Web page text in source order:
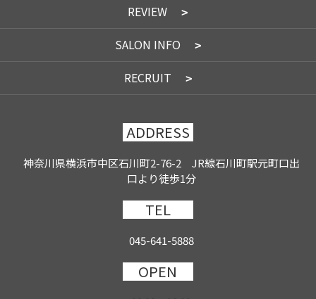
REVIEW
SALON INFO
RECRUIT
ADDRESS
神奈川県横浜市中区石川町2-76-2 JR線石川町駅元町口出
口より徒歩1分
TEL
045-641-5888
OPEN